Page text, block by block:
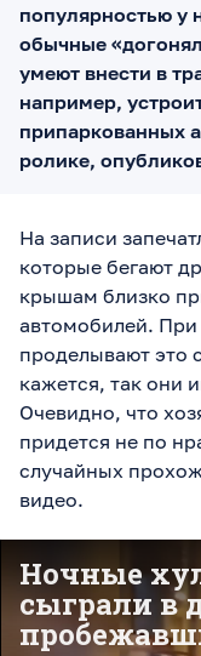
популярностью у
обычные
умеют внести в
например,
припаркованных
ролике,
На записи
которые бегают
крышам близко
автомобилей.
проделывают это
кажется, так они
Очевидно, что
придется не по
случайных
видео.